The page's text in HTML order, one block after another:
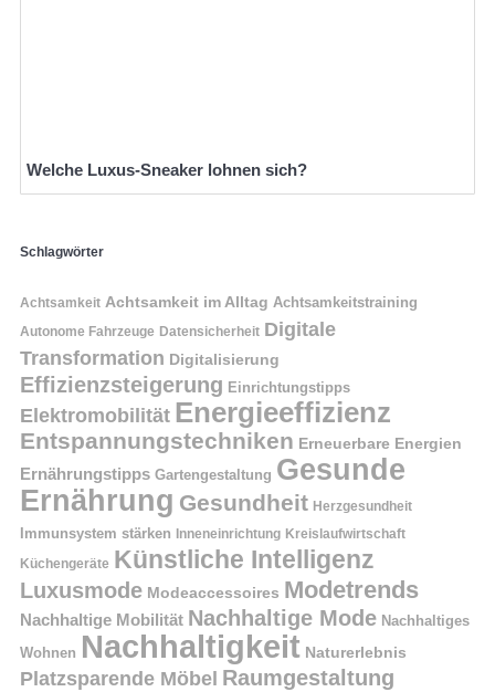
Welche Luxus-Sneaker lohnen sich?
Schlagwörter
Achtsamkeit Achtsamkeit im Alltag Achtsamkeitstraining
Autonome Fahrzeuge Datensicherheit Digitale
Transformation Digitalisierung
Effizienzsteigerung Einrichtungstipps
Elektromobilität Energieeffizienz
Entspannungstechniken Erneuerbare Energien
Ernährungstipps Gartengestaltung Gesunde
Ernährung Gesundheit Herzgesundheit
Immunsystem stärken Inneneinrichtung Kreislaufwirtschaft
Küchengeräte Künstliche Intelligenz
Luxusmode Modeaccessoires Modetrends
Nachhaltige Mobilität Nachhaltige Mode Nachhaltiges
Wohnen Nachhaltigkeit Naturerlebnis
Platzsparende Möbel Raumgestaltung